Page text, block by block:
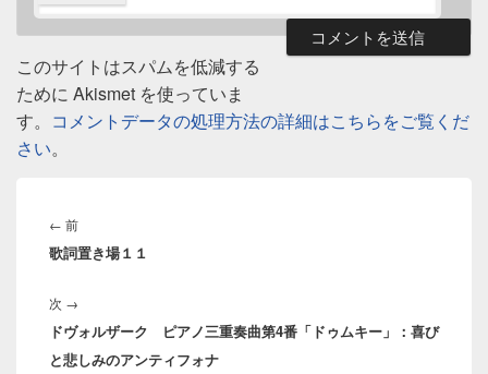
このサイトはスパムを低減する
ために Akismet を使っていま
す。 コメントデータの処理方法の詳細はこちらをご覧くだ
さい。
稿
ナ
ゲ
ー
シ
ョ
← 前前
の
歌詞置き場１１
次 →
の
投
ドヴォルザーク ピアノ三重奏曲第4番「ドゥムキー」：喜び
と悲しみのアンティフォナ